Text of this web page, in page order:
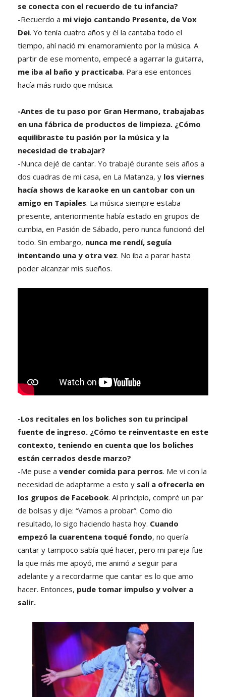
se conecta con el recuerdo de tu infancia?
-Recuerdo a mi viejo cantando Presente, de Vox
Dei. Yo tenía cuatro años y él la cantaba todo el
tiempo, ahí nació mi enamoramiento por la música. A
partir de ese momento, empecé a agarrar la guitarra,
me iba al baño y practicaba. Para ese entonces
hacía más ruido que música.
-Antes de tu paso por Gran Hermano, trabajabas
en una fábrica de productos de limpieza. ¿Cómo
equilibraste tu pasión por la música y la
necesidad de trabajar?
-Nunca dejé de cantar. Yo trabajé durante seis años a
dos cuadras de mi casa, en La Matanza, y los viernes
hacía shows de karaoke en un cantobar con un
amigo en Tapiales. La música siempre estaba
presente, anteriormente había estado en grupos de
cumbia, en Pasión de Sábado, pero nunca funcionó del
todo. Sin embargo, nunca me rendí, seguía
intentando una y otra vez. No iba a parar hasta
poder alcanzar mis sueños.
-Los recitales en los boliches son tu principal
fuente de ingreso. ¿Cómo te reinventaste en este
contexto, teniendo en cuenta que los boliches
están cerrados desde marzo?
-Me puse a vender comida para perros. Me vi con la
necesidad de adaptarme a esto y salí a ofrecerla en
los grupos de Facebook. Al principio, compré un par
de bolsas y dije: “Vamos a probar”. Como dio
resultado, lo sigo haciendo hasta hoy. Cuando
empezó la cuarentena toqué fondo, no quería
cantar y tampoco sabía qué hacer, pero mi pareja fue
la que más me apoyó, me animó a seguir para
adelante y a recordarme que cantar es lo que amo
hacer. Entonces, pude tomar impulso y volver a
salir.